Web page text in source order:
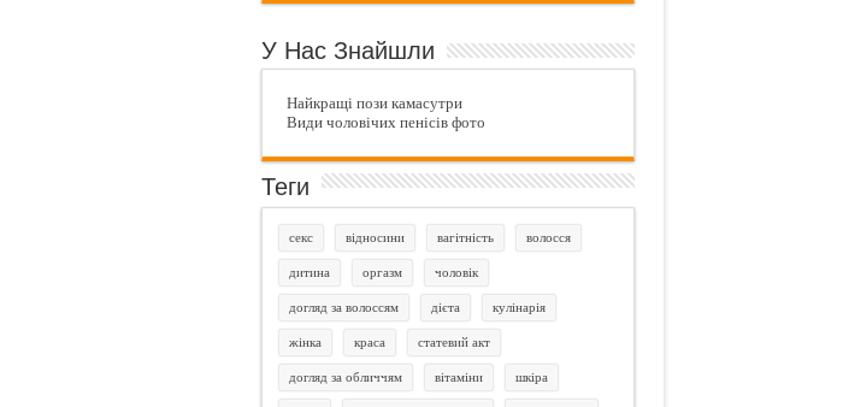
У Нас Знайшли
Найкращі пози камасутри
Види чоловічих пенісів фото
Теги
секс відносини вагітність волосся
дитина оргазм чоловік
догляд за волоссям дієта кулінарія
жінка краса статевий акт
догляд за обличчям вітаміни шкіра